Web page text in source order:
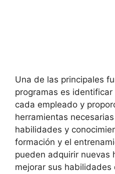
Una de las principales⁣
programas es
cada⁢ empleado y
herramientas
habilidades y
formación ⁢y el
⁢pueden ‌adquirir‍ nuevas
mejorar⁣ sus habilidades